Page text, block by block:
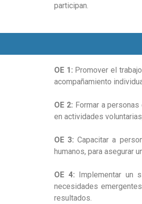
participan.
OE 1: Promover el
acompañamiento
OE 2: Formar a
en actividades
OE 3: Capacitar a
humanos, para asegurar
OE 4: Implementar un
necesidades
resultados.